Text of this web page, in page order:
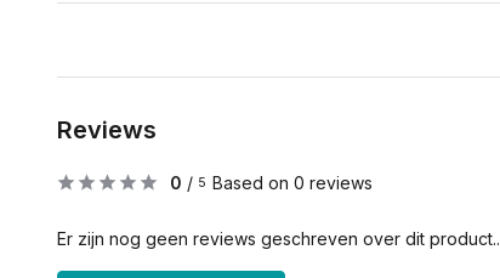
Reviews
0 / 5 Based on 0 reviews
Er zijn nog geen reviews geschreven over dit product..